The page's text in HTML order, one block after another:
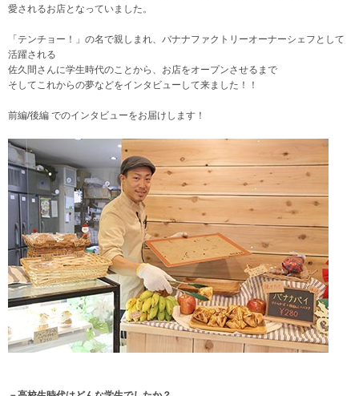
愛されるお店となっていました。
「テンチョー！」の名で親しまれ、バナナファクトリーオーナーシェフとして
活躍される
佐久間さんに学生時代のことから、お店をオープンさせるまで
そしてこれからの夢などをインタビューして来ました！！
前編/後編 でのインタビューをお届けします！